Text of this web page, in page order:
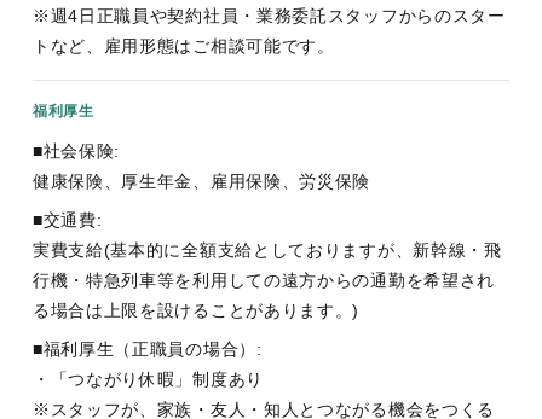
※週4日正職員や契約社員・業務委託スタッフからのスター
トなど、雇用形態はご相談可能です。
福利厚生
■社会保険:
健康保険、厚生年金、雇用保険、労災保険
■交通費:
実費支給(基本的に全額支給としておりますが、新幹線・飛
行機・特急列車等を利用しての遠方からの通勤を希望され
る場合は上限を設けることがあります。)
■福利厚生（正職員の場合）:
・「つながり休暇」制度あり
※スタッフが、家族・友人・知人とつながる機会をつくる